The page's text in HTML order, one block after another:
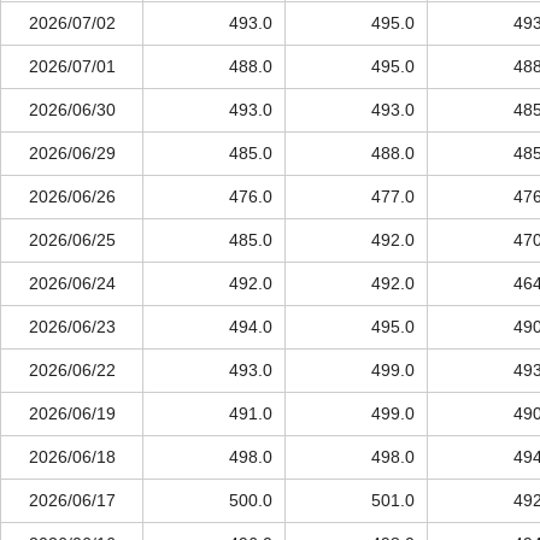
2026/07/02 493.0 495.0
2026/07/01 488.0 495.0
2026/06/30 493.0 493.0
2026/06/29 485.0 488.0
2026/06/26 476.0 477.0
2026/06/25 485.0 492.0
2026/06/24 492.0 492.0
2026/06/23 494.0 495.0
2026/06/22 493.0 499.0
2026/06/19 491.0 499.0
2026/06/18 498.0 498.0
2026/06/17 500.0 501.0